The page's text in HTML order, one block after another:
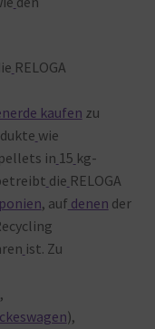
RELOGA
kaufen zu
wie
in 15 kg-
die RELOGA
, auf denen der
ist. Zu
),